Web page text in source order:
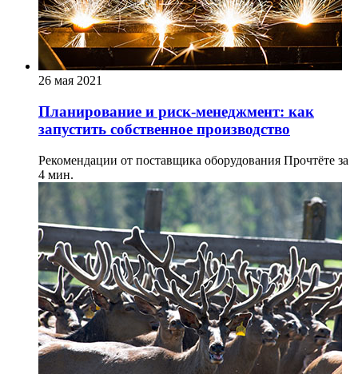
26 мая 2021
Планирование и риск-менеджмент: как
запустить собственное производство
Рекомендации от поставщика оборудования Прочтёте за
4 мин.